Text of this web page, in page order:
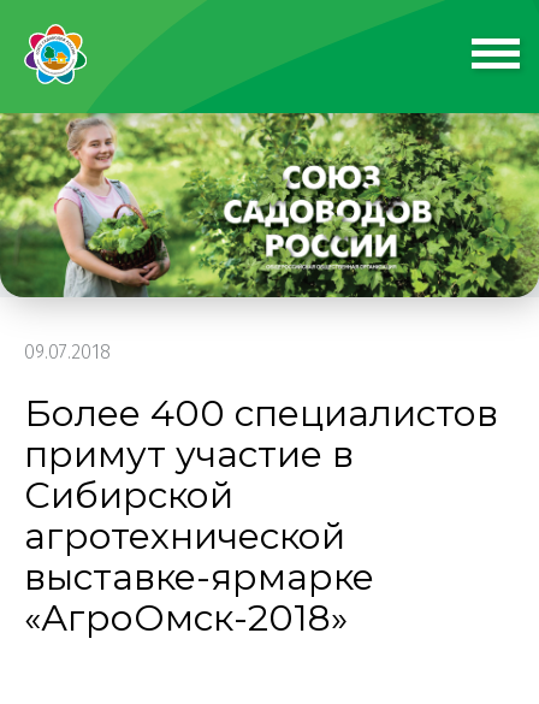
09.07.2018
Более 400 специалистов
примут участие в
Сибирской
агротехнической
выставке-ярмарке
«АгроОмск-2018»